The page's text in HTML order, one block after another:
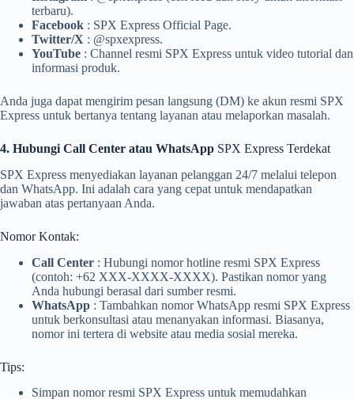
terbaru).
Facebook : SPX Express Official Page.
Twitter/X : @spxexpress.
YouTube : Channel resmi SPX Express untuk video tutorial dan
informasi produk.
Anda juga dapat mengirim pesan langsung (DM) ke akun resmi SPX
Express untuk bertanya tentang layanan atau melaporkan masalah.
4. Hubungi Call Center atau WhatsApp SPX Express Terdekat
SPX Express menyediakan layanan pelanggan 24/7 melalui telepon
dan WhatsApp. Ini adalah cara yang cepat untuk mendapatkan
jawaban atas pertanyaan Anda.
Nomor Kontak:
Call Center : Hubungi nomor hotline resmi SPX Express
(contoh: +62 XXX-XXXX-XXXX). Pastikan nomor yang
Anda hubungi berasal dari sumber resmi.
WhatsApp : Tambahkan nomor WhatsApp resmi SPX Express
untuk berkonsultasi atau menanyakan informasi. Biasanya,
nomor ini tertera di website atau media sosial mereka.
Tips:
Simpan nomor resmi SPX Express untuk memudahkan